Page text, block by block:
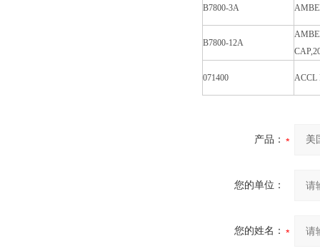
B7800-3A
B7800-12A
071400 ACCL
产品：
您的单位：
您的姓名：